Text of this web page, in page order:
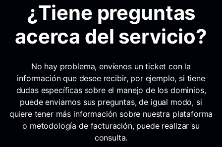
¿Tiene preguntas
acerca del servicio?
No hay problema, envíenos un ticket con la
información que desee recibir, por ejemplo, si tiene
dudas específicas sobre el manejo de los dominios,
puede enviarnos sus preguntas, de igual modo, si
quiere tener más información sobre nuestra plataforma
o metodología de facturación, puede realizar su
consulta.